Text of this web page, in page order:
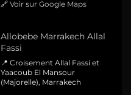
🔗 Voir sur Google Maps
Allobebe Marrakech Allal
Fassi
📍 Croisement Allal Fassi et
Yaacoub El Mansour
(Majorelle), Marrakech